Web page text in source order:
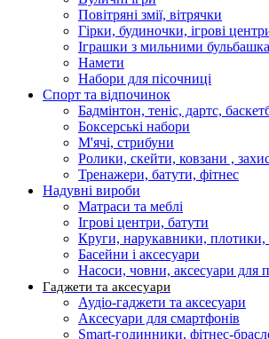
Повітряні змії, вітрячки
Гірки, будиночки, ігрові
Іграшки з мильними
Намети
Набори для пісочниці
Спорт та відпочинок
Бадмінтон, теніс, дартс,
Боксерські набори
М'ячі, стрибуни
Ролики, скейти, ковзани ,
Тренажери, батути, фітнес
Надувні вироби
Матраси та меблі
Ігрові центри, батути
Круги, нарукавники, плотики,
Басейни і аксесуари
Насоси, човни, аксесуари для
Гаджети та аксесуари
Аудіо-гаджети та аксесуари
Аксесуари для смартфонів
Smart-годинники, фітнес-